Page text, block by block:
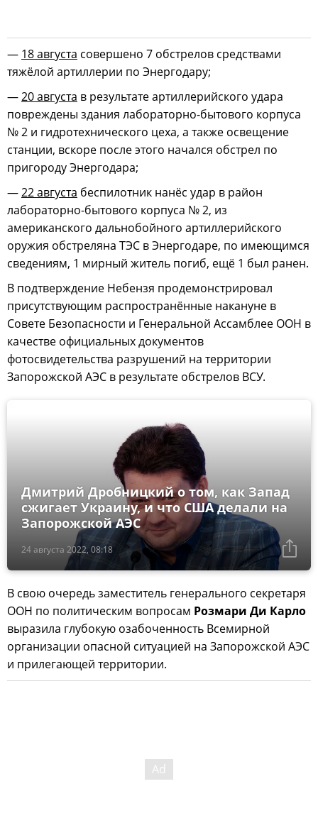
— 18 августа совершено 7 обстрелов средствами
тяжёлой артиллерии по Энергодару;
—20 августа в результате артиллерийского удара
повреждены здания лабораторно-бытового корпуса
№ 2 и гидротехнического цеха, а также освещение
станции, вскоре после этого начался обстрел по
пригороду Энергодара;
—22 августа беспилотник нанёс удар в район
лабораторно-бытового корпуса № 2, из
американского дальнобойного артиллерийского
оружия обстреляна ТЭС в Энергодаре, по имеющимся
сведениям, 1 мирный житель погиб, ещё 1 был ранен.
В подтверждение Небензя продемонстрировал
присутствующим распространённые накануне в
Совете Безопасности и Генеральной Ассамблее ООН в
качестве официальных документов
фотосвидетельства разрушений на территории
Запорожской АЭС в результате обстрелов ВСУ.
24 августа 2022, 08:18
Дмитрий Дробницкий о том, как Запад
сжигает Украину, и что США делали на
Запорожской АЭС
В свою очередь заместитель генерального секретаря
ООН по политическим вопросам Розмари Ди Карло
выразила глубокую озабоченность Всемирной
организации опасной ситуацией на Запорожской АЭС
и прилегающей территории.